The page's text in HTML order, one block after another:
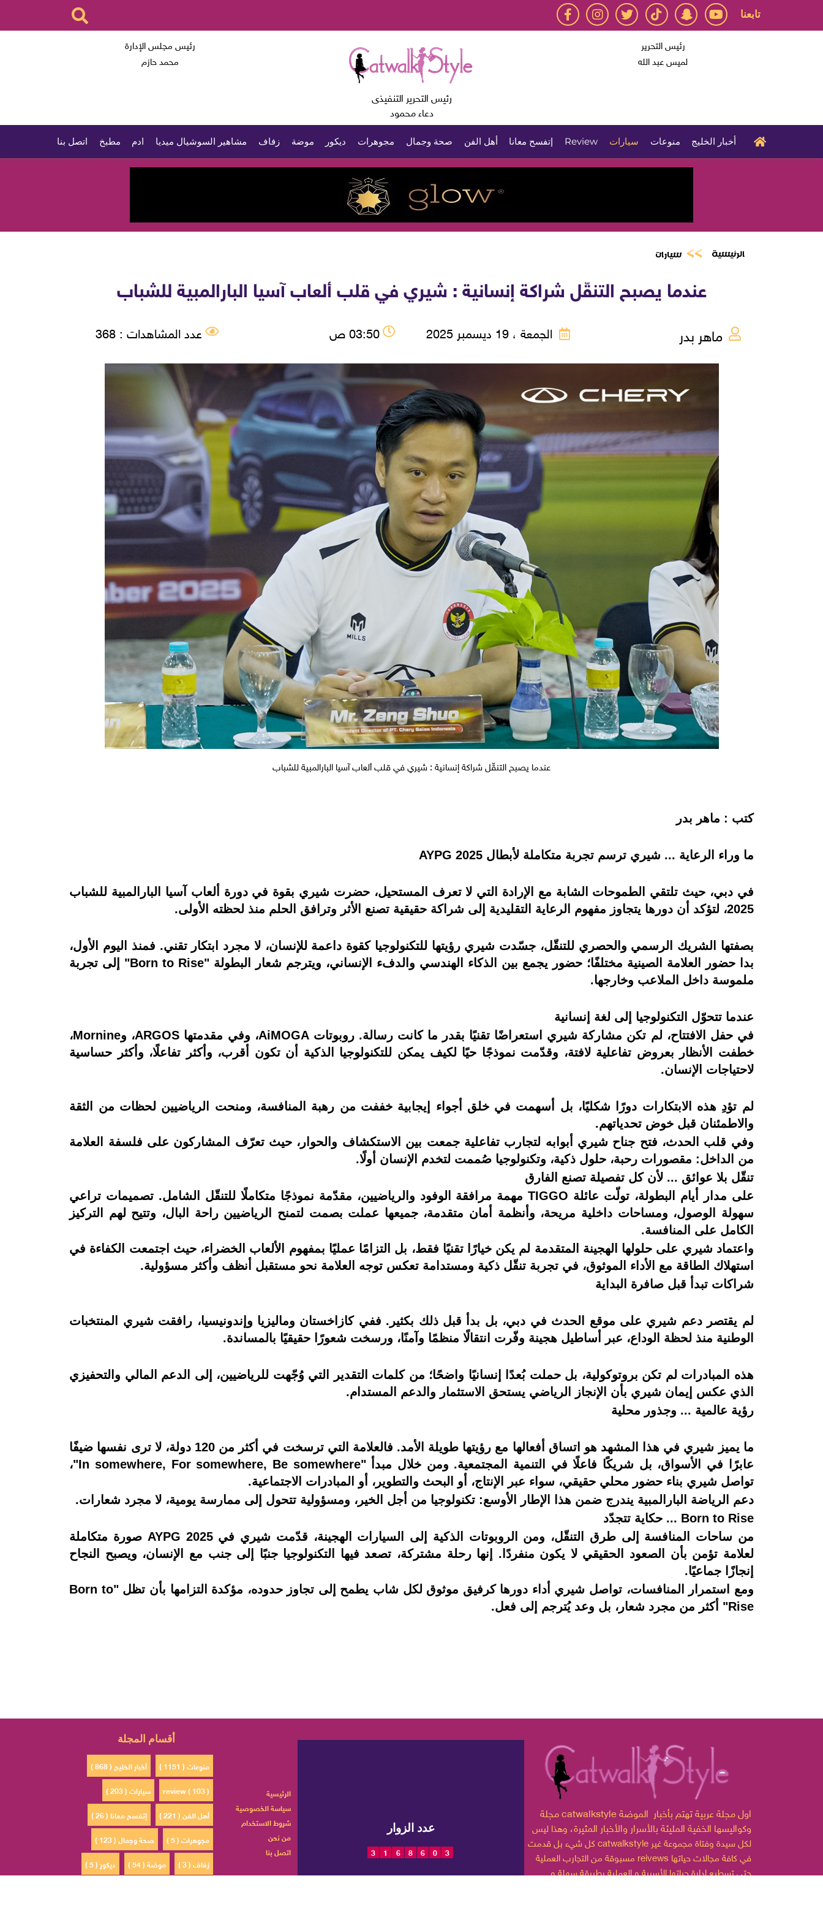
تابعنا
رئيس التحرير
لميس عبد الله
رئيس التحرير التنفيذى
دعاء محمود
رئيس مجلس الإدارة
محمد حازم
أخبار الخليج منوعات سيارات Review إتفسح معانا أهل الفن صحة وجمال مجوهرات ديكور موضة زفاف مشاهير السوشيال ميديا ادم مطبخ اتصل بنا
الرئيسية سيارات
عندما يصبح التنقّل شراكة إنسانية : شيري في قلب ألعاب آسيا البارالمبية للشباب
ماهر بدر الجمعة ، 19 ديسمبر 2025 03:50 ص عدد المشاهدات : 368
عندما يصبح التنقّل شراكة إنسانية : شيري في قلب ألعاب آسيا البارالمبية للشباب
كتب : ماهر بدر
ما وراء الرعاية ... شيري ترسم تجربة متكاملة لأبطال AYPG 2025
في دبي، حيث تلتقي الطموحات الشابة مع الإرادة التي لا تعرف المستحيل، حضرت شيري بقوة في دورة ألعاب آسيا البارالمبية للشباب
2025، لتؤكد أن دورها يتجاوز مفهوم الرعاية التقليدية إلى شراكة حقيقية تصنع الأثر وترافق الحلم منذ لحظته الأولى.
بصفتها الشريك الرسمي والحصري للتنقّل، جسّدت شيري رؤيتها للتكنولوجيا كقوة داعمة للإنسان، لا مجرد ابتكار تقني. فمنذ اليوم الأول،
بدا حضور العلامة الصينية مختلفًا؛ حضور يجمع بين الذكاء الهندسي والدفء الإنساني، ويترجم شعار البطولة "Born to Rise" إلى تجربة
ملموسة داخل الملاعب وخارجها.
عندما تتحوّل التكنولوجيا إلى لغة إنسانية
في حفل الافتتاح، لم تكن مشاركة شيري استعراضًا تقنيًا بقدر ما كانت رسالة. روبوتات AiMOGA، وفي مقدمتها ARGOS، وMornine،
خطفت الأنظار بعروض تفاعلية لافتة، وقدّمت نموذجًا حيًا لكيف يمكن للتكنولوجيا الذكية أن تكون أقرب، وأكثر تفاعلًا، وأكثر حساسية
لاحتياجات الإنسان.
لم تؤدِ هذه الابتكارات دورًا شكليًا، بل أسهمت في خلق أجواء إيجابية خففت من رهبة المنافسة، ومنحت الرياضيين لحظات من الثقة
والاطمئنان قبل خوض تحدياتهم.
وفي قلب الحدث، فتح جناح شيري أبوابه لتجارب تفاعلية جمعت بين الاستكشاف والحوار، حيث تعرّف المشاركون على فلسفة العلامة
من الداخل: مقصورات رحبة، حلول ذكية، وتكنولوجيا صُممت لتخدم الإنسان أولًا.
تنقّل بلا عوائق ... لأن كل تفصيلة تصنع الفارق
على مدار أيام البطولة، تولّت عائلة TIGGO مهمة مرافقة الوفود والرياضيين، مقدّمة نموذجًا متكاملًا للتنقّل الشامل. تصميمات تراعي
سهولة الوصول، ومساحات داخلية مريحة، وأنظمة أمان متقدمة، جميعها عملت بصمت لتمنح الرياضيين راحة البال، وتتيح لهم التركيز
الكامل على المنافسة.
واعتماد شيري على حلولها الهجينة المتقدمة لم يكن خيارًا تقنيًا فقط، بل التزامًا عمليًا بمفهوم الألعاب الخضراء، حيث اجتمعت الكفاءة في
استهلاك الطاقة مع الأداء الموثوق، في تجربة تنقّل ذكية ومستدامة تعكس توجه العلامة نحو مستقبل أنظف وأكثر مسؤولية.
شراكات تبدأ قبل صافرة البداية
لم يقتصر دعم شيري على موقع الحدث في دبي، بل بدأ قبل ذلك بكثير. ففي كازاخستان وماليزيا وإندونيسيا، رافقت شيري المنتخبات
الوطنية منذ لحظة الوداع، عبر أساطيل هجينة وفّرت انتقالًا منظمًا وآمنًا، ورسخت شعورًا حقيقيًا بالمساندة.
هذه المبادرات لم تكن بروتوكولية، بل حملت بُعدًا إنسانيًا واضحًا؛ من كلمات التقدير التي وُجّهت للرياضيين، إلى الدعم المالي والتحفيزي
الذي عكس إيمان شيري بأن الإنجاز الرياضي يستحق الاستثمار والدعم المستدام.
رؤية عالمية ... وجذور محلية
ما يميز شيري في هذا المشهد هو اتساق أفعالها مع رؤيتها طويلة الأمد. فالعلامة التي ترسخت في أكثر من 120 دولة، لا ترى نفسها ضيفًا
عابرًا في الأسواق، بل شريكًا فاعلًا في التنمية المجتمعية. ومن خلال مبدأ "In somewhere, For somewhere, Be somewhere"،
تواصل شيري بناء حضور محلي حقيقي، سواء عبر الإنتاج، أو البحث والتطوير، أو المبادرات الاجتماعية.
دعم الرياضة البارالمبية يندرج ضمن هذا الإطار الأوسع: تكنولوجيا من أجل الخير، ومسؤولية تتحول إلى ممارسة يومية، لا مجرد شعارات.
Born to Rise ... حكاية تتجدّد
من ساحات المنافسة إلى طرق التنقّل، ومن الروبوتات الذكية إلى السيارات الهجينة، قدّمت شيري في AYPG 2025 صورة متكاملة
لعلامة تؤمن بأن الصعود الحقيقي لا يكون منفردًا. إنها رحلة مشتركة، تصعد فيها التكنولوجيا جنبًا إلى جنب مع الإنسان، ويصبح النجاح
إنجازًا جماعيًا.
ومع استمرار المنافسات، تواصل شيري أداء دورها كرفيق موثوق لكل شاب يطمح إلى تجاوز حدوده، مؤكدة التزامها بأن تظل "Born to
Rise" أكثر من مجرد شعار، بل وعد يُترجم إلى فعل.
أقسام المجلة
أخبار الخليج ( 868 )
منوعات ( 1151 )
سيارات ( 203 )
review ( 103 )
إتفسح معانا ( 26 )
أهل الفن ( 221 )
صحة وجمال ( 123 )
مجوهرات ( 5 )
ديكور ( 5 )
موضة ( 54 )
زفاف ( 3 )
الرئيسية
سياسة الخصوصية
شروط الاستخدام
من نحن
اتصل بنا
عدد الزوار
3 1 6 8 6 0 3
مجلة catwalkstyle اول مجلة عربية تهتم بأخبار الموضة
وكواليسها الخفية المليئة بالأسرار والأخبار المثيرة، وهذا ليس
catwalkstyleلكل سيدة وفتاة مجموعة غير
مسبوقة من التجارب العملية reivews في كافة مجالات حياتها
حتى تسطيع إدارة حياتها الأسرية و العملية بطريقة سهلة و